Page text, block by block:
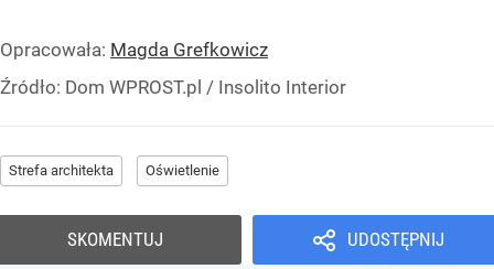
Opracowała: Magda Grefkowicz
Źródło: Dom WPROST.pl / Insolito Interior
Strefa architekta Oświetlenie
UDOSTĘPNIJ
SKOMENTUJ